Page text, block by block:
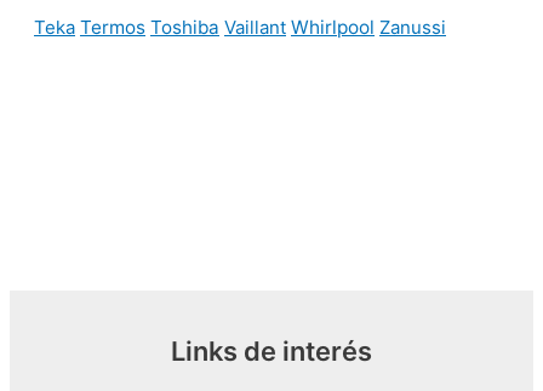
Teka Termos Toshiba Vaillant Whirlpool Zanussi
Links de interés